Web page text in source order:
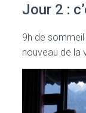
Jour 2 :
9h de sommeil
nouveau de la